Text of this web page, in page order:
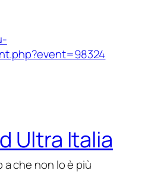
Ultra Italia
a che non lo è più